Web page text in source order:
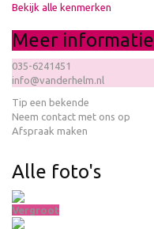
Bekijk alle kenmerken
Meer informatie
035-6241451
info@vanderhelm.nl
Tip een bekende
Neem contact met ons op
Afspraak maken
Alle foto's
Vergroot